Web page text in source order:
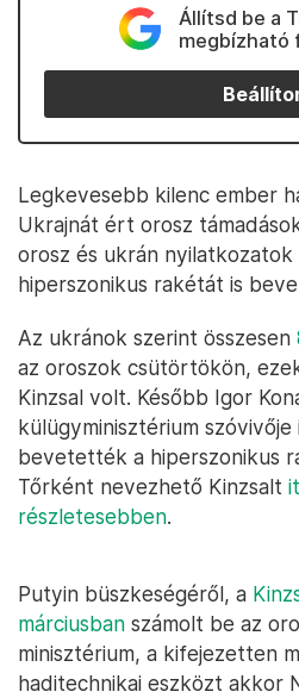
Állítsd be a
megbízható
Legkevesebb kilenc ember
Ukrajnát ért orosz
orosz és ukrán nyilatkozatok
hiperszonikus rakétát is
Az ukránok szerint összesen
az oroszok csütörtökön,
Kinzsal volt. Később Igor
külügyminisztérium
bevetették a hiperszonikus
Tőrként nevezhető Kinzsalt
részletesebben.
Putyin büszkeségéről, a
márciusban számolt be az
minisztérium, a kifejezetten
haditechnikai eszközt akkor